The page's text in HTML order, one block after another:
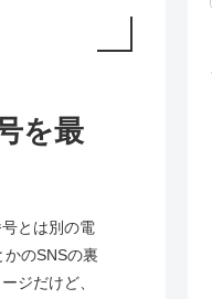
を最
とは別の電
のSNSの裏
ジだけど、